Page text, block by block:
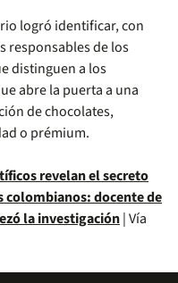
logró identificar, con
responsables de los
distinguen a los
abre la puerta a una
de chocolates,
o prémium.
revelan el secreto
colombianos: docente de
la investigación| Vía